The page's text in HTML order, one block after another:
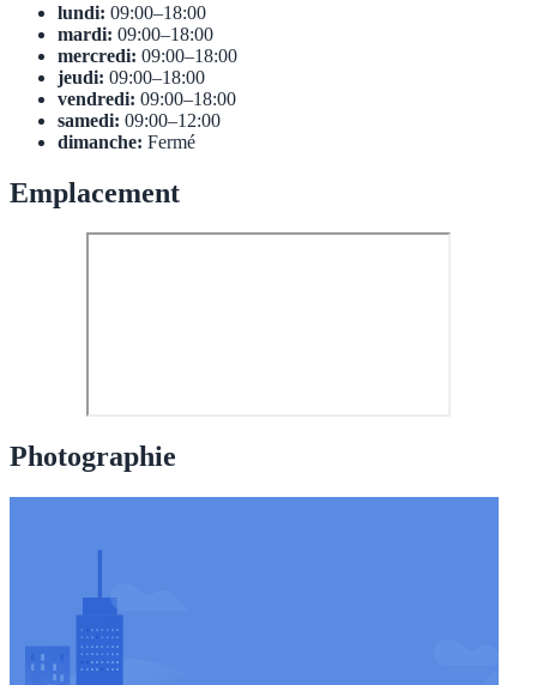
lundi: 09:00–18:00
mardi: 09:00–18:00
mercredi: 09:00–18:00
jeudi: 09:00–18:00
vendredi: 09:00–18:00
samedi: 09:00–12:00
dimanche: Fermé
Emplacement
Photographie